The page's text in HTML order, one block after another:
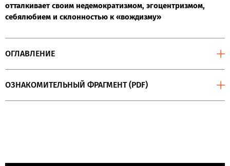
отталкивает своим недемократизмом, эгоцентризмом,
себялюбием и склонностью к «вождизму»
ОГЛАВЛЕНИЕ
ОЗНАКОМИТЕЛЬНЫЙ ФРАГМЕНТ (PDF)